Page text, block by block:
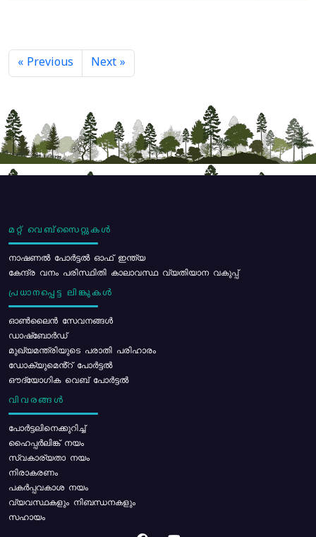
« Previous Next »
മറ്റ് വെബ്സൈറ്റുകൾ
നാഷണൽ പോർട്ടൽ ഓഫ് ഇന്ത്യ
കേന്ദ്ര വനം പരിസ്ഥിതി കാലാവസ്ഥ വ്യതിയാന വകുപ്പ്
പ്രധാനപ്പെട്ട ലിങ്കുകൾ
ഓൺലൈൻ സേവനങ്ങൾ
ഡാഷ്ബോർഡ്
മുഖ്യമന്ത്രിയുടെ പരാതി പരിഹാരം
ഡോക്യുമെൻ്റ് പോർട്ടൽ
ഔദ്യോഗിക വെബ് പോർട്ടൽ
വിവരങ്ങൾ
പോര്‍ട്ടലിനെക്കുറിച്ച്
ഹൈപ്പർലിങ്ക് നയം
സ്വകാര്യതാ നയം
നിരാകരണം
പകർപ്പവകാശ നയം
വ്യവസ്ഥകളും നിബന്ധനകളും
സഹായം